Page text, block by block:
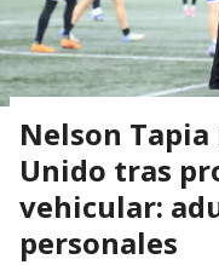
Nelson
Unido tras
vehicular:
personales